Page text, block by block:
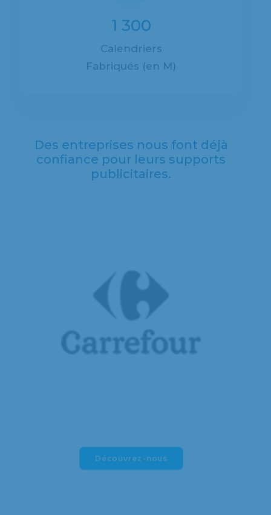
1 300
Calendriers
Fabriqués (en M)
Des entreprises nous font déjà
confiance pour leurs supports
publicitaires.
Découvrez-nous